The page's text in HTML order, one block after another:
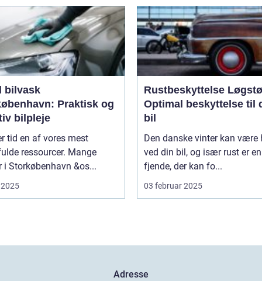
bilvask
Praktisk og
bilpleje
tid en af vores mest
ressourcer. Mange
i Storkøbenhavn &os...
Rustbeskyttelse
Optimal beskyttelse til
bil
Den danske vinter kan være
ved din bil, og især rust er en
fjende, der kan fo...
03 februar 2025
Adresse